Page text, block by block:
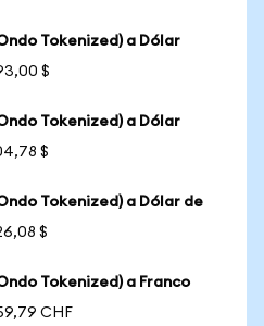
Tokenized) a Dólar
$
Tokenized) a Dólar
$
Tokenized) a Dólar de
$
Tokenized) a Franco
CHF